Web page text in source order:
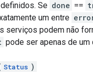
Se done ==
um entre
serviços podem não
pode ser apenas de
Status )